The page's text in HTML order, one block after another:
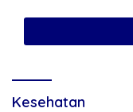
Kesehatan